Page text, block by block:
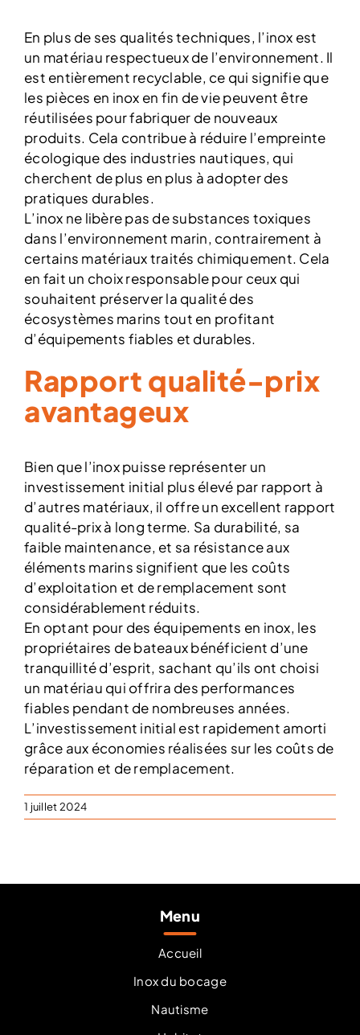
En plus de ses qualités techniques, l’inox est
un matériau respectueux de l’environnement. Il
est entièrement recyclable, ce qui signifie que
les pièces en inox en fin de vie peuvent être
réutilisées pour fabriquer de nouveaux
produits. Cela contribue à réduire l’empreinte
écologique des industries nautiques, qui
cherchent de plus en plus à adopter des
pratiques durables.
L’inox ne libère pas de substances toxiques
dans l’environnement marin, contrairement à
certains matériaux traités chimiquement. Cela
en fait un choix responsable pour ceux qui
souhaitent préserver la qualité des
écosystèmes marins tout en profitant
d’équipements fiables et durables.
Rapport qualité-prix
avantageux
Bien que l’inox puisse représenter un
investissement initial plus élevé par rapport à
d’autres matériaux, il offre un excellent rapport
qualité-prix à long terme. Sa durabilité, sa
faible maintenance, et sa résistance aux
éléments marins signifient que les coûts
d’exploitation et de remplacement sont
considérablement réduits.
En optant pour des équipements en inox, les
propriétaires de bateaux bénéficient d’une
tranquillité d’esprit, sachant qu’ils ont choisi
un matériau qui offrira des performances
fiables pendant de nombreuses années.
L’investissement initial est rapidement amorti
grâce aux économies réalisées sur les coûts de
réparation et de remplacement.
1 juillet 2024
Menu
Accueil
Inox du bocage
Nautisme